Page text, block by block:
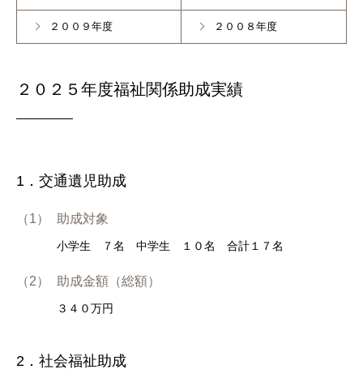
２００９年度 ２００８年度
２０２５年度福祉関係助成実績
1．交通遺児助成
（1） 助成対象
小学生 ７名 中学生 １０名 合計１７名
（2） 助成金額（総額）
３４０万円
2．社会福祉助成